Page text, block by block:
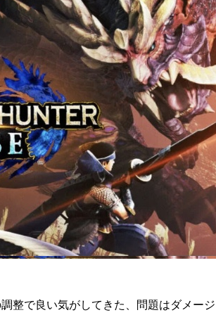
調整で良い気がしてきた、問題はダメー